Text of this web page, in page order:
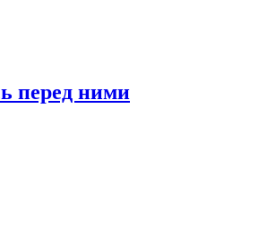
перед ними